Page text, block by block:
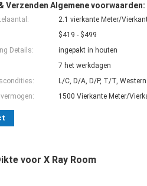
Verzenden Algemene voorwaarden:
2.1 vierkante Meter/
$419 - $499
Details:
ingepakt in houten
7 het werkdagen
L/C, D/A, D/P, T/T,
1500 Vierkante Meter/
voor X Ray Room